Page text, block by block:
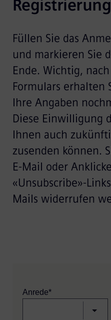
Registrierung
Füllen Sie das
und markieren Sie
Ende. Wichtig,
Formulars erhalten
Ihre Angaben
Diese Einwilligung
Ihnen auch
zusenden können.
E-Mail oder
«Unsubscribe»-
Mails widerrufen
Anrede*